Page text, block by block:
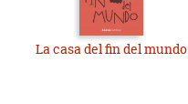
La casa del fin del mundo